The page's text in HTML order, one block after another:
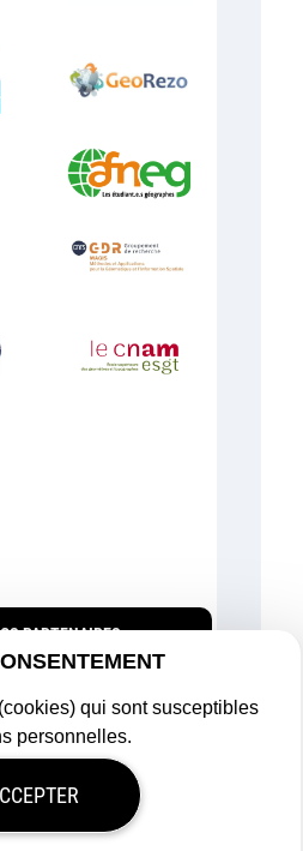
PARTENAIRES
légales
de confidentialité
qui sont susceptibles
personnelles.